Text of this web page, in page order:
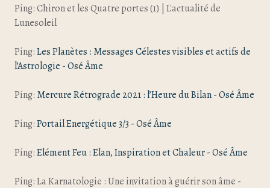
Ping: Chiron et les Quatre portes (1) | L'actualité de
Lunesoleil
Ping:Les Planètes : Messages Célestes visibles et actifs de
l’Astrologie - Osé Âme
Ping: Mercure Rétrograde 2021 : l’Heure du Bilan - Osé Âme
Ping:Portail Energétique 3/3 - Osé Âme
Ping:Elément Feu : Elan, Inspiration et Chaleur - Osé Âme
Ping: La Karnatologie : Une invitation à guérir son âme -